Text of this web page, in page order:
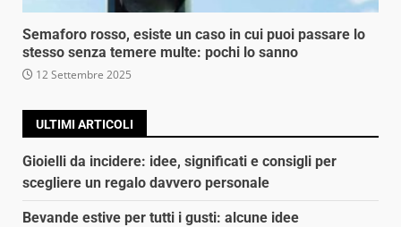
Semaforo rosso, esiste un caso in cui puoi passare lo
stesso senza temere multe: pochi lo sanno
12 Settembre 2025
ULTIMI ARTICOLI
Gioielli da incidere: idee, significati e consigli per
scegliere un regalo davvero personale
Bevande estive per tutti i gusti: alcune idee